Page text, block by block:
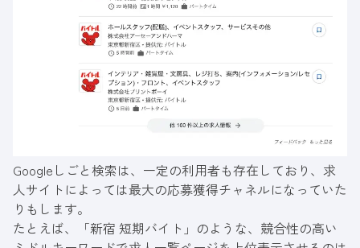
Googleしごと検索は、一定の利用者も存在しており、求
人サイトによっては最大の応募獲得チャネルになっていた
りもします。
たとえば、「新宿 短期バイト」のような、競合性の高い